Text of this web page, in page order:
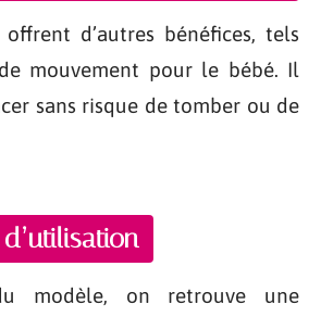
offrent d’autres bénéfices, tels
mouvement pour le bébé. Il
sans risque de tomber ou de
modèle, on retrouve une